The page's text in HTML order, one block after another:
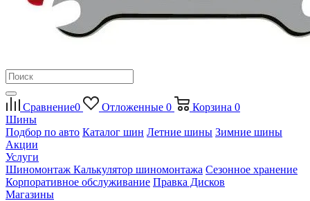
Сравнение0 Отложенные 0 Корзина 0
Шины
Подбор по авто Каталог шин Летние шины Зимние шины
Акции
Услуги
Шиномонтаж Калькулятор шиномонтажа Сезонное хранение
Корпоративное обслуживание Правка Дисков
Магазины